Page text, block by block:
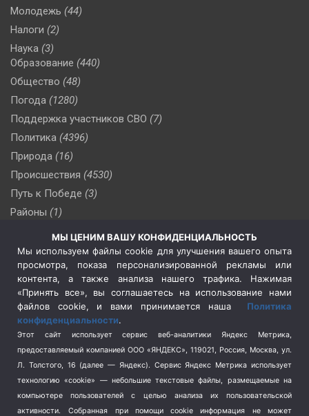
Молодежь (44)
Налоги (2)
Наука (3)
Образование (440)
Общество (48)
Погода (1280)
Поддержка участников СВО (7)
Политика (4396)
Природа (16)
Происшествия (4530)
Путь к Победе (3)
Районы (1)
(509)
Сельское хозяйство (3)
Социальная политика
(3)
Спецоперация в Украине
Спецоперация на Украине
(404)
Спорт (740)
Терроризм (1)
Транспорт (262)
Туризм (178)
МЫ ЦЕНИМ ВАШУ КОНФИДЕНЦИАЛЬНОСТЬ
Мы используем файлы cookie для улучшения вашего опыта
просмотра, показа персонализированной рекламы или
контента, а также анализа нашего трафика. Нажимая
«Принять все», вы соглашаетесь на использование нами
файлов cookie, и вами принимается наша Политика
конфиденциальности.
Этот сайт использует сервис веб-аналитики Яндекс Метрика,
предоставляемый компанией ООО «ЯНДЕКС», 119021, Россия, Москва, ул.
Л. Толстого, 16 (далее — Яндекс). Сервис Яндекс Метрика использует
технологию «cookie» — небольшие текстовые файлы, размещаемые на
компьютере пользователей с целью анализа их пользовательской
активности.
Собранная при помощи cookie информация не может